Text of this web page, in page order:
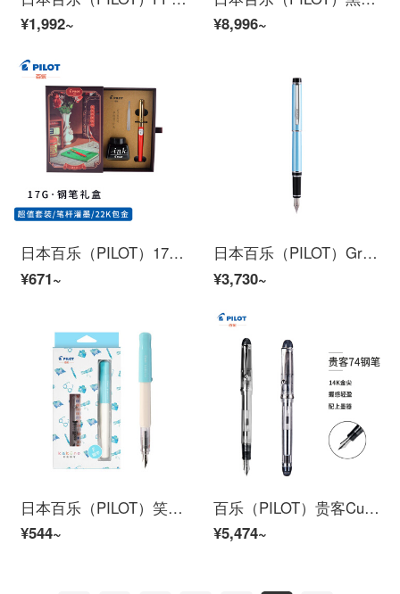
¥1,992~
¥8,996~
日本百乐（PILOT）17G钢笔套装配墨水怀旧礼盒学生用成人练字送礼灌墨式F咀 红AMS17G3FR-I30B
¥671~
日本百乐（PILOT）Grance格兰斯钢笔 商务办公书写练字笔 钢笔礼盒装 FGRC-8SR F尖 天空蓝
¥3,730~
日本百乐（PILOT）笑脸钢笔学生练字笔 配吸墨器/墨胆 入门级书法笔 Kakuno FKA-1SR 淡蓝色白杆 F尖
¥544~
百乐（PILOT）贵客Custom74透明钢笔墨水笔14K金尖钢笔礼盒装送礼商务书写 透明杆 F尖 FKK-1MR-NC-F-A
¥5,474~